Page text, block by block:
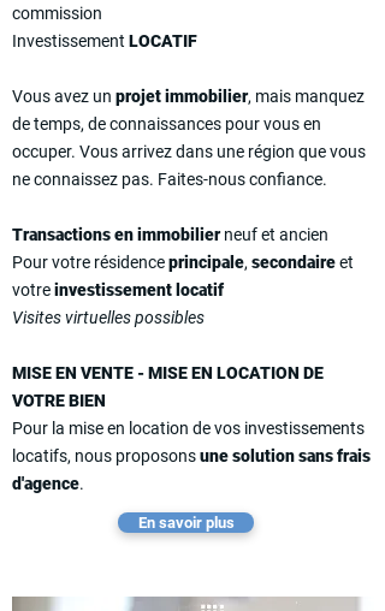
commission
Investissement LOCATIF
Vous avez un projet immobilier, mais manquez
de temps, de connaissances pour vous en
occuper. Vous arrivez dans une région que vous
ne connaissez pas. Faites-nous confiance.
Transactions en immobilierneuf et ancien
Pour votre résidenceprincipale, secondaireet
votreinvestissement locatif
Visites virtuelles possibles
MISE EN VENTE - MISE EN LOCATION DE
VOTRE BIEN
Pour la mise en location de vos investissements
locatifs, nous proposonsune solution sans frais
d'agence.
En savoir plus